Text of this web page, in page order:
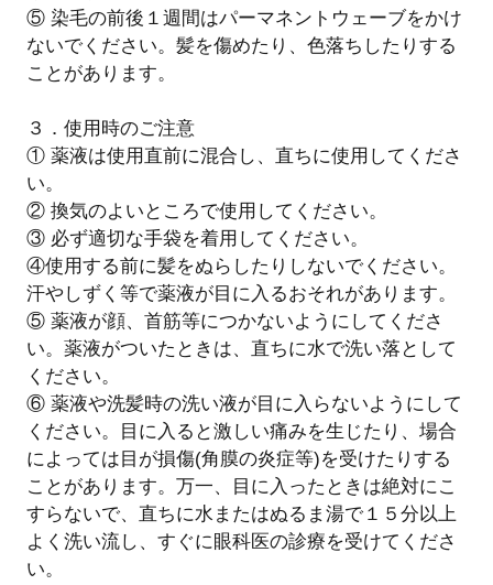
⑤ 染毛の前後１週間はパーマネントウェーブをかけ
ないでください。髪を傷めたり、色落ちしたりする
ことがあります。
３．使用時のご注意
① 薬液は使用直前に混合し、直ちに使用してくださ
い。
② 換気のよいところで使用してください。
③ 必ず適切な手袋を着用してください。
④使用する前に髪をぬらしたりしないでください。
汗やしずく等で薬液が目に入るおそれがあります。
⑤ 薬液が顔、首筋等につかないようにしてくださ
い。薬液がついたときは、直ちに水で洗い落として
ください。
⑥ 薬液や洗髪時の洗い液が目に入らないようにして
ください。目に入ると激しい痛みを生じたり、場合
によっては目が損傷(角膜の炎症等)を受けたりする
ことがあります。万一、目に入ったときは絶対にこ
すらないで、直ちに水またはぬるま湯で１５分以上
よく洗い流し、すぐに眼科医の診療を受けてくださ
い。